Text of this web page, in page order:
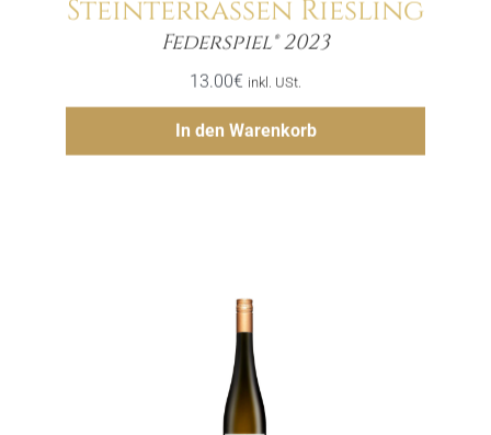
Steinterrassen Riesling
Federspiel® 2023
13.00€ inkl. USt.
In den Warenkorb
Menge
Hinzufügen